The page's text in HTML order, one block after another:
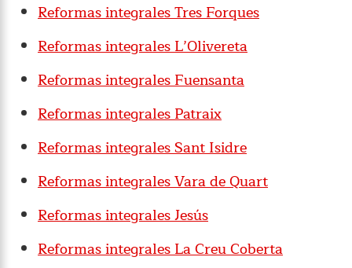
Reformas integrales Tres Forques
Reformas integrales L’Olivereta
Reformas integrales Fuensanta
Reformas integrales Patraix
Reformas integrales Sant Isidre
Reformas integrales Vara de Quart
Reformas integrales Jesús
Reformas integrales La Creu Coberta